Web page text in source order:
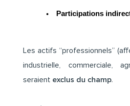
Participations
Les actifs “professionnels”
industrielle, commerciale,
seraient exclus du champ.